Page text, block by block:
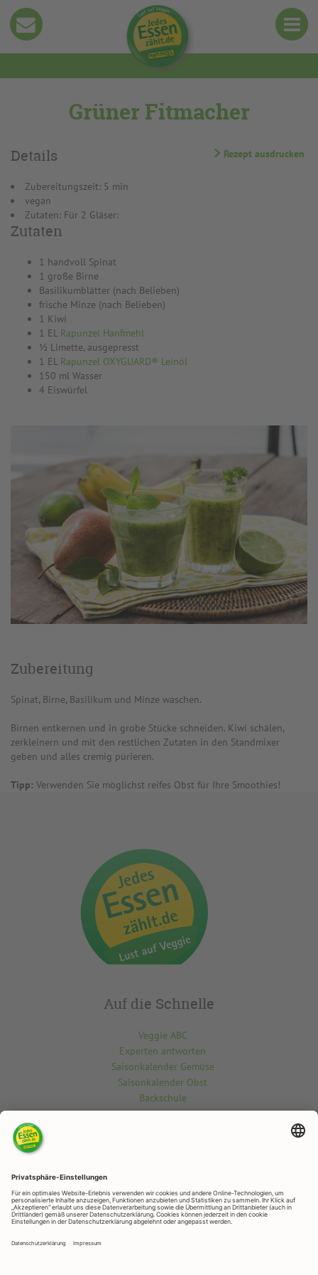
Grüner Fitmacher
Rezept ausdrucken
Details
Zubereitungszeit: 5 min
vegan
Zutaten: Für 2 Gläser:
Zutaten
1 handvoll Spinat
1 große Birne
Basilikumblätter (nach Belieben)
frische Minze (nach Belieben)
1 Kiwi
1 EL Rapunzel Hanfmehl
½ Limette, ausgepresst
1 EL Rapunzel OXYGUARD® Leinöl
150 ml Wasser
4 Eiswürfel
Zubereitung
Spinat, Birne, Basilikum und Minze waschen.
Birnen entkernen und in grobe Stücke schneiden. Kiwi schälen,
zerkleinern und mit den restlichen Zutaten in den Standmixer
geben und alles cremig pürieren.
Tipp: Verwenden Sie möglichst reifes Obst für Ihre Smoothies!
Auf die Schnelle
Veggie ABC
Experten antworten
Saisonkalender Gemüse
Saisonkalender Obst
Backschule
beantworten wir deine Fragen.
Kontaktiere uns hier
Rapunzelstr. 1, 87764 Legau